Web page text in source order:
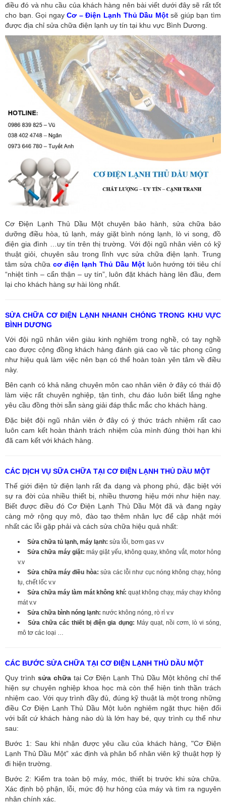
điều đó và nhu cầu của khách hàng nên bài viết dưới đây sẽ rất tốt
cho bạn. Gọi ngayCơ – Điện Lạnh Thủ Dầu Một sẽ giúp bạn tìm
được địa chỉ sửa chữa điện lạnh uy tín tại khu vực Bình Dương.
Cơ Điện Lạnh Thủ Dầu Một chuyên bảo hành, sửa chữa bảo
dưỡng điều hòa, tủ lạnh, máy giặt bình nóng lạnh, lò vi song, đồ
điện gia đình …uy tín trên thị trường. Với đội ngũ nhân viên có kỹ
thuật giỏi, chuyên sâu trong lĩnh vực sửa chữa điện lạnh. Trung
tâm sửa chữa cơ điện lạnh Thủ Dầu Mộtluôn hướng tới tiêu chí
“nhiệt tình – cẩn thận – uy tín”, luôn đặt khách hàng lên đầu, đem
lại cho khách hàng sự hài lòng nhất.
SỬA CHỮA CƠ ĐIỆN LẠNH NHANH CHÓNG TRONG KHU VỰC
BÌNH DƯƠNG
Với đội ngũ nhân viên giàu kinh nghiệm trong nghề, có tay nghề
cao được cộng đồng khách hàng đánh giá cao về tác phong cũng
như hiệu quả làm việc nên bạn có thể hoàn toàn yên tâm về điều
này.
Bên cạnh có khả năng chuyên môn cao nhân viên ở đây có thái độ
làm việc rất chuyên nghiệp, tận tình, chu đáo luôn biết lắng nghe
yêu cầu đồng thời sẵn sàng giải đáp thắc mắc cho khách hàng.
Đặc biệt đội ngũ nhân viên ở đây có ý thức trách nhiệm rất cao
luôn cam kết hoàn thành trách nhiệm của mình đúng thời hạn khi
đã cam kết với khách hàng.
CÁC DỊCH VỤ SỮA CHỮA TẠI CƠ ĐIỆN LẠNH THỦ DẦU MỘT
Thế giới điện tử điện lạnh rất đa dạng và phong phú, đặc biệt với
sự ra đời của nhiều thiết bị, nhiều thương hiệu mới như hiện nay.
Biết được điều đó Cơ Điện Lạnh Thủ Dầu Một đã và đang ngày
càng mở rộng quy mô, đào tạo thêm nhân lực để cập nhật mới
nhất các lỗi gặp phải và cách sửa chữa hiệu quả nhất:
Sửa chữa tủ lạnh, máy lạnh: sửa lỗi, bơm gas v.v
Sửa chữa máy giặt:máy giặt yếu, không quay, không vắt, motor hỏng
v.v
Sửa chữa máy điều hòa: sửa các lỗi như cục nóng không chạy, hỏng
tụ, chết lốc v.v
Sửa chữa máy làm mát không khí: quạt không chạy, máy chạy không
mát v.v
Sửa chữa bình nóng lạnh: nước không nóng, rò rỉ v.v
Sửa chữa các thiết bị điện gia dụng: Máy quạt, nồi cơm, lò vi sóng,
mô tơ các loại …
CÁC BƯỚC SỬA CHỮA TẠI CƠ ĐIỆN LẠNH THỦ DẦU MỘT
Quy trình sửa chữa tại Cơ Điện Lạnh Thủ Dầu Một không chỉ thể
hiện sự chuyên nghiệp khoa học mà còn thể hiện tinh thần trách
nhiệm cao. Với quy trình đầy đủ, đúng kỹ thuật là một trong những
điều Cơ Điện Lạnh Thủ Dầu Một luôn nghiêm ngặt thực hiện đối
với bất cứ khách hàng nào dù là lớn hay bé, quy trình cụ thể như
sau:
Bước 1: Sau khi nhận được yêu cầu của khách hàng, "Cơ Điện
Lạnh Thủ Dầu Một” xác định và phân bổ nhân viên kỹ thuật hợp lý
đi hiện trường.
Bước 2: Kiểm tra toàn bộ máy, móc, thiết bị trước khi sửa chữa.
Xác định bộ phận, lỗi, mức độ hư hỏng của máy và tìm ra nguyên
nhân chính xác.